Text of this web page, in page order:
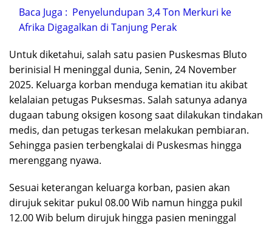
Baca Juga : Penyelundupan 3,4 Ton Merkuri ke
Afrika Digagalkan di Tanjung Perak
Untuk diketahui, salah satu pasien Puskesmas Bluto
berinisial H meninggal dunia, Senin, 24 November
2025. Keluarga korban menduga kematian itu akibat
kelalaian petugas Puksesmas. Salah satunya adanya
dugaan tabung oksigen kosong saat dilakukan tindakan
medis, dan petugas terkesan melakukan pembiaran.
Sehingga pasien terbengkalai di Puskesmas hingga
merenggang nyawa.
Sesuai keterangan keluarga korban, pasien akan
dirujuk sekitar pukul 08.00 Wib namun hingga pukil
12.00 Wib belum dirujuk hingga pasien meninggal